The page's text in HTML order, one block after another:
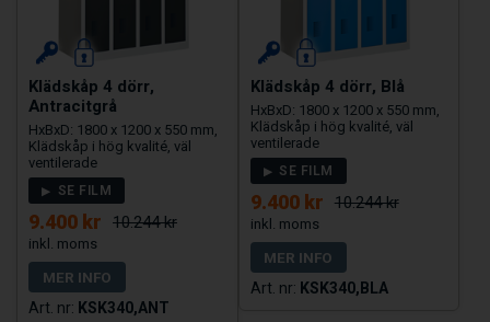
Klädskåp 4 dörr,
Antracitgrå
HxBxD: 1800 x 1200 x 550 mm,
Klädskåp i hög kvalité, väl
ventilerade
SE FILM
9.400 kr 10.244 kr
MER INFO
KSK340,ANT
Klädskåp 4 dörr, Blå
HxBxD: 1800 x 1200 x 550 mm,
Klädskåp i hög kvalité, väl
ventilerade
SE FILM
9.400 kr 10.244 kr
MER INFO
KSK340,BLA